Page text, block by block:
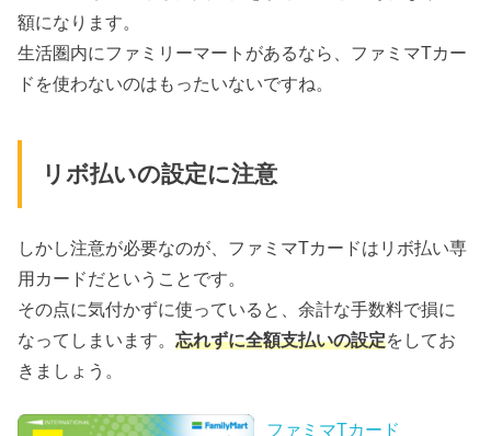
額になります。
生活圏内にファミリーマートがあるなら、ファミマTカー
ドを使わないのはもったいないですね。
リボ払いの設定に注意
しかし注意が必要なのが、ファミマTカードはリボ払い専
用カードだということです。
その点に気付かずに使っていると、余計な手数料で損に
なってしまいます。忘れずに全額支払いの設定をしてお
きましょう。
ファミマTカード